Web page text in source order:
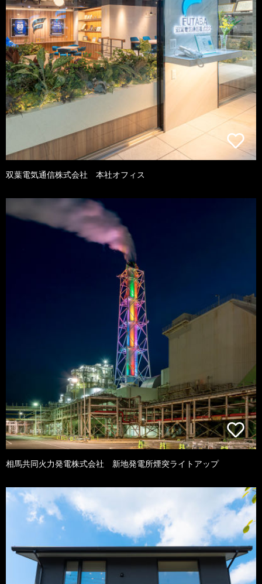
双葉電気通信株式会社 本社オフィス
相馬共同火力発電株式会社 新地発電所煙突ライトアップ